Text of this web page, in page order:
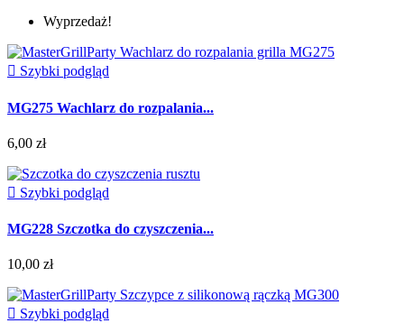
Wyprzedaż!
 Szybki podgląd
MG275 Wachlarz do rozpalania...
6,00 zł
 Szybki podgląd
MG228 Szczotka do czyszczenia...
10,00 zł
 Szybki podgląd